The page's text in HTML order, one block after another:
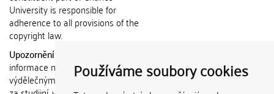
Používáme soubory cookies
University is responsible for
adherence to all provisions of the
copyright law.
Upozornění / Notice:
informace nemohou být použity k
výdělečným účelům nebo vydávány